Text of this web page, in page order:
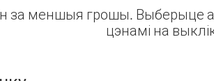
за меншыя грошы. Выберыце
цэнамі на